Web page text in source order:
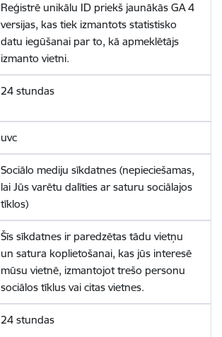
Reģistrē unikālu ID priekš jaunākās GA 4
versijas, kas tiek izmantots statistisko
datu iegūšanai par to, kā apmeklētājs
izmanto vietni.
24 stundas
uvc
Sociālo mediju sīkdatnes (nepieciešamas,
lai Jūs varētu dalīties ar saturu sociālajos
tīklos)
Šīs sīkdatnes ir paredzētas tādu vietņu
un satura koplietošanai, kas jūs interesē
mūsu vietnē, izmantojot trešo personu
sociālos tīklus vai citas vietnes.
24 stundas